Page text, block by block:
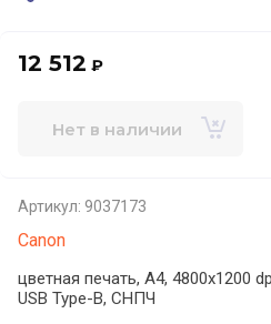
12 512 ₽
Нет в наличии
Артикул: 9037173
Canon
цветная печать, A4, 4800x1200
USB Type-B, СНПЧ